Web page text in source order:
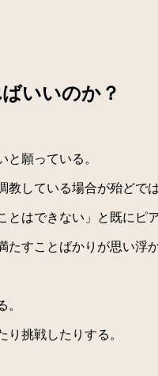
いいのか？
願っている。
している場合が殆どで
はできない」と既にピ
すことばかりが思い浮
挑戦したりする。